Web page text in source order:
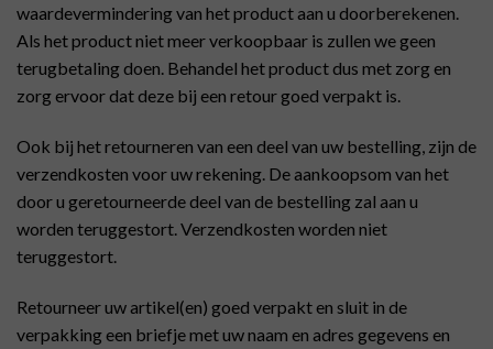
waardevermindering van het product aan u doorberekenen.
Als het product niet meer verkoopbaar is zullen we geen
terugbetaling doen. Behandel het product dus met zorg en
zorg ervoor dat deze bij een retour goed verpakt is.
Ook bij het retourneren van een deel van uw bestelling, zijn de
verzendkosten voor uw rekening. De aankoopsom van het
door u geretourneerde deel van de bestelling zal aan u
worden teruggestort. Verzendkosten worden niet
teruggestort.
Retourneer uw artikel(en) goed verpakt en sluit in de
verpakking een briefje met uw naam en adres gegevens en